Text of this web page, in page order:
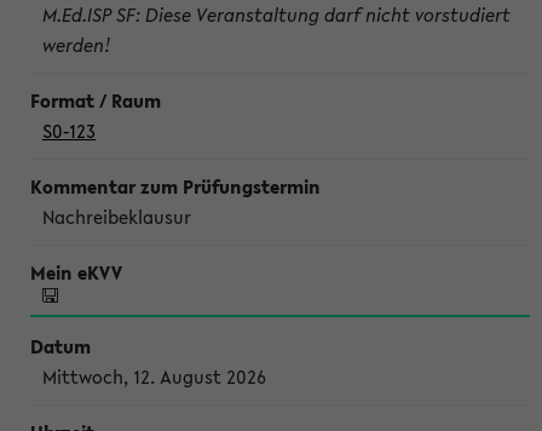
M.Ed.ISP SF: Diese Veranstaltung darf nicht vorstudiert
werden!
S0-123
Nachreibeklausur
Mittwoch, 12. August 2026